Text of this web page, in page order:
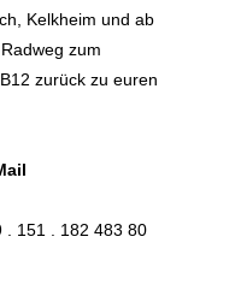
Kelkheim und ab
zum
zurück zu euren
. 151 . 182 483 80